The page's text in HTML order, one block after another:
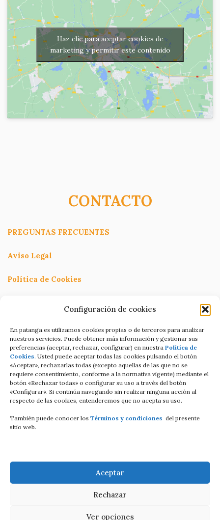
Configuración de cookies
En patanga.es utilizamos cookies propias o de terceros para analizar
nuestros servicios. Puede obtener más información y gestionar sus
preferencias (aceptar, rechazar, configurar) en nuestra Política de
Cookies. Usted puede aceptar todas las cookies pulsando el botón
«Aceptar», rechazarlas todas (excepto aquellas de las que no se
requiere consentimiento, conforme a la normativa vigente) mediante el
botón «Rechazar todas» o configurar su uso a través del botón
«Configurar». Si continúa navegando sin realizar ninguna acción al
respecto de las cookies, entenderemos que no acepta su uso.
También puede conocer los Términos y condiciones del presente
sitio web.
Aceptar
Rechazar
Ver opciones
Haz clic para aceptar cookies de
marketing y permitir este contenido
CONTACTO
PREGUNTAS FRECUENTES
Aviso Legal
Política de Cookies
Términos y condiciones
Condiciones de contratación Online
C/Altamira baja 8
Luanco Asturias ESPAÑA
Tell: +34 687821858
Email: info@patanga.es